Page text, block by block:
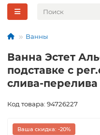
Ванны
Ванна Эстет
подставке с
слива-
Код товара: 94726227
Ваша скидка: -20%